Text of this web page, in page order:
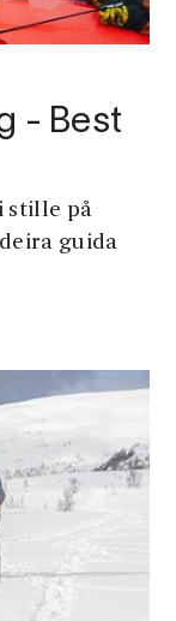
- Best
stille på
guida